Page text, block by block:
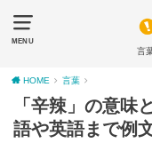
MENU
言
HOME 言葉
「辛辣」の意味
語や英語まで例